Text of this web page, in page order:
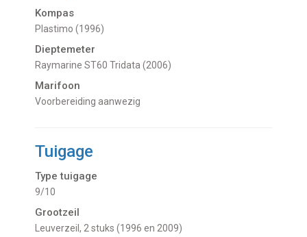
Kompas
Plastimo (1996)
Dieptemeter
Raymarine ST60 Tridata (2006)
Marifoon
Voorbereiding aanwezig
Tuigage
Type tuigage
9/10
Grootzeil
Leuverzeil, 2 stuks (1996 en 2009)